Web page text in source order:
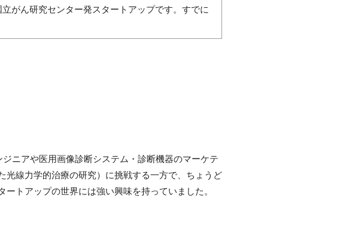
がん研究センター発スタートアップです。すでに
ニアや医用画像診断システム・診断機器のマーケテ
光線力学的治療の研究）に挑戦する一方で、ちょうど
トアップの世界には強い興味を持っていました。